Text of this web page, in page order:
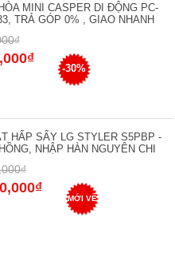
MINI CASPER DI ĐỘNG PC-
TRẢ GÓP 0% , GIAO NHANH
-30%
HẤP SẤY LG STYLER S5PBP -
NHẬP HÀN NGUYÊN CHI
MỚI VỀ